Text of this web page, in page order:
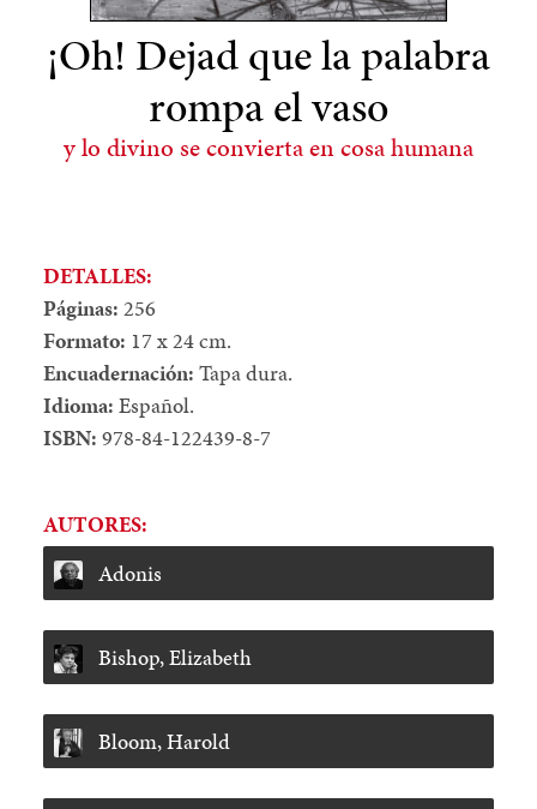
¡Oh! Dejad que la palabra
rompa el vaso
y lo divino se convierta en cosa humana
DETALLES:
Páginas:256
Formato: 17 x 24 cm.
Encuadernación:Tapa dura.
Idioma:Español.
ISBN:978-84-122439-8-7
AUTORES:
Adonis
Bishop, Elizabeth
Bloom, Harold